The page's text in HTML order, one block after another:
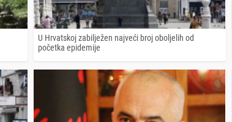
U Hrvatskoj zabilježen najveći broj oboljelih od
početka epidemije